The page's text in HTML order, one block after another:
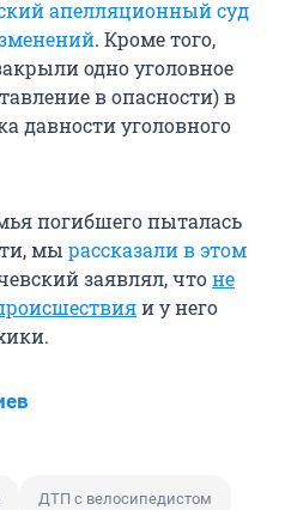
апелляционный суд
. Кроме того,
одно уголовное
в опасности) в
давности уголовного
погибшего пыталась
мы рассказали в этом
заявлял, чтоне
и у него
ДТП с велосипедистом